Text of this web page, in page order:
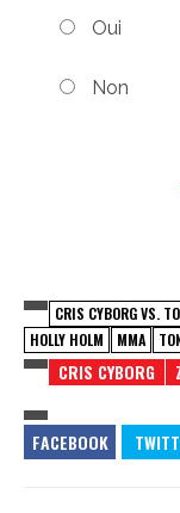
Oui
Non
CRIS CYBORG VS.
HOLLY HOLM
MMA
CRIS CYBORG